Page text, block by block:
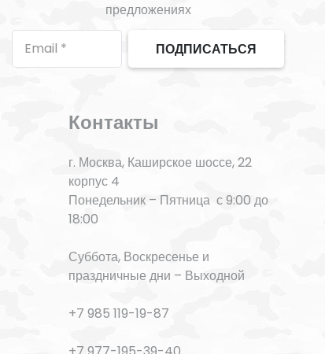
предложениях
ПОДПИСАТЬСЯ
Контакты
г. Москва, Каширское шоссе, 22
корпус 4
Понедельник – Пятница с 9:00 до
18:00
Суббота, Воскресенье и
праздничные дни – Выходной
+7 985 119-19-87